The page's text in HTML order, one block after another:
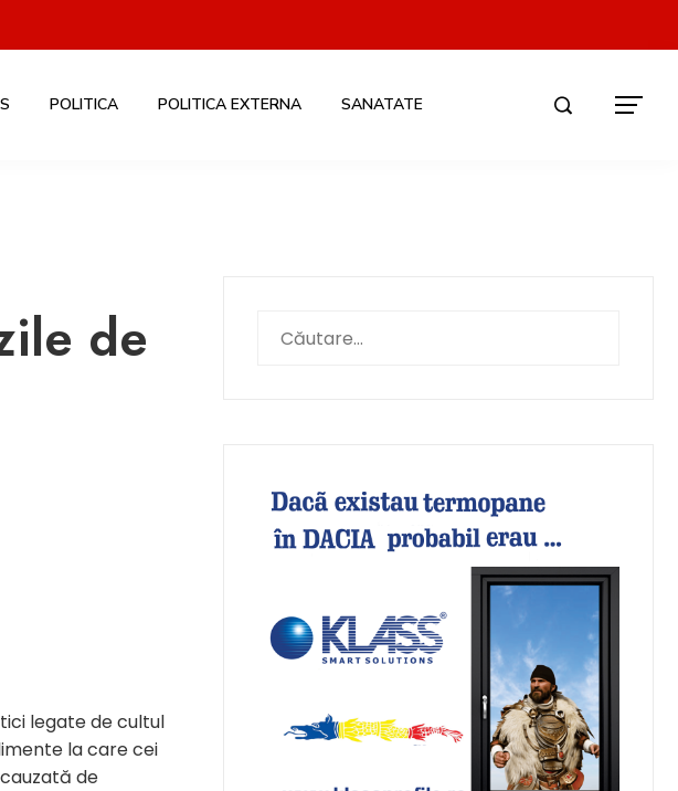
POLITICA POLITICA EXTERNA SANATATE
de
legate de cultul
la care cei
de
după: